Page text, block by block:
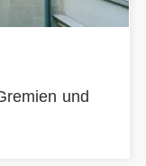
und